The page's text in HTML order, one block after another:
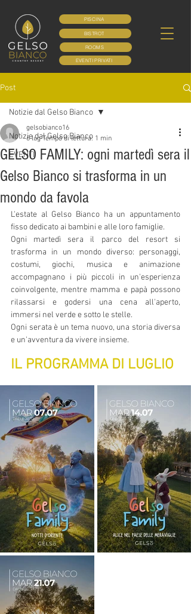
PISCINA
BISTROT
ROOMS
EVENTI PRIVATI
Post
Notizie dal Gelso Bianco
EVENTI
Notizie dal Gelso Bianco
GELSO FAMILY: ogni martedì sera il
Gelso Bianco si trasforma in un
mondo da favola
gelsobianco16
6 lug Tempo di lettura: 1 min
L'estate al Gelso Bianco ha un appuntamento
fisso dedicato ai bambini e alle loro famiglie.
Ogni martedì sera il parco del resort si
trasforma in un mondo diverso: personaggi,
costumi, giochi, musica e animazione
accompagnano i più piccoli in un'esperienza
coinvolgente, mentre mamma e papà possono
rilassarsi e godersi una cena all'aperto,
immersi nel verde e sotto le stelle.
Ogni serata è un tema nuovo, una storia diversa
e un'avventura da vivere insieme.
IL PROGRAMMA DI LUGLIO